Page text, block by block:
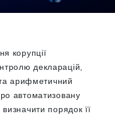
корупції
декларацій,
та арифметичний
автоматизовану
порядок її